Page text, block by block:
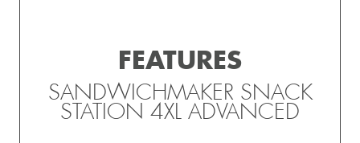
FEATURES
SANDWICHMAKER SNACK
STATION 4XL ADVANCED